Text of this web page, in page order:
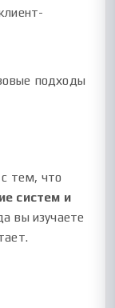
подходы
тем, что
систем и
вы изучаете